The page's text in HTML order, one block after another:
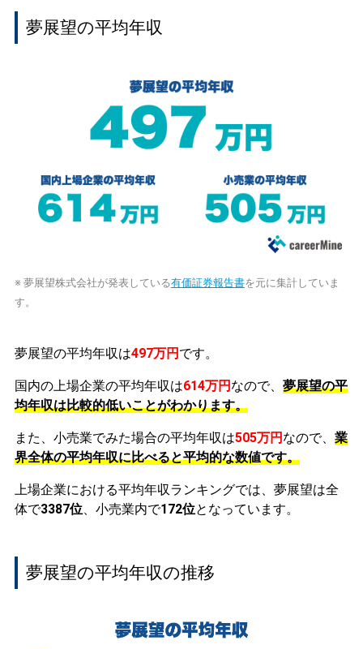
夢展望の平均年収
※ 夢展望株式会社が発表している有価証券報告書を元に集計していま
す。
夢展望の平均年収は497万円 です。
国内の上場企業の平均年収は614万円 なので、 夢展望の平
均年収は比較的低いことがわかります。
また、小売業でみた場合の平均年収は505万円 なので、 業
界全体の平均年収に比べると平均的な数値です。
上場企業における平均年収ランキングでは、夢展望は全
体で3387位、小売業内で172位となっています。
夢展望の平均年収の推移